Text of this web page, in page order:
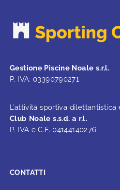
Gestione Piscine Noale s.r.l.
P. IVA: 03390790271
L’attività sportiva dilettantistica
Club Noale s.s.d. a r.l.
P. IVA e C.F. 04144140276
CONTATTI